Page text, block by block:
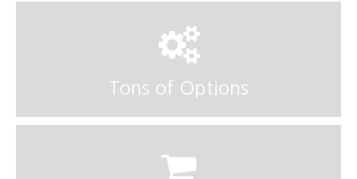
Tons of Options